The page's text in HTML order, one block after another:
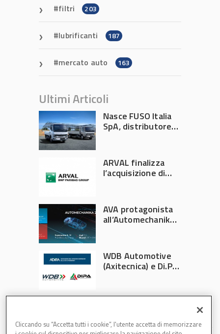
filtri 203
lubrificanti 187
mercato auto 163
Ultimi Articoli
Nasce FUSO Italia
SpA, distributore
ARVAL finalizza
l’acquisizione di
AVA protagonista
all’Automechanika
WDB Automotive
(Axitecnica) e Di.Pa.
Cliccando su “Accetta tutti i cookie”, l'utente accetta di memorizzare